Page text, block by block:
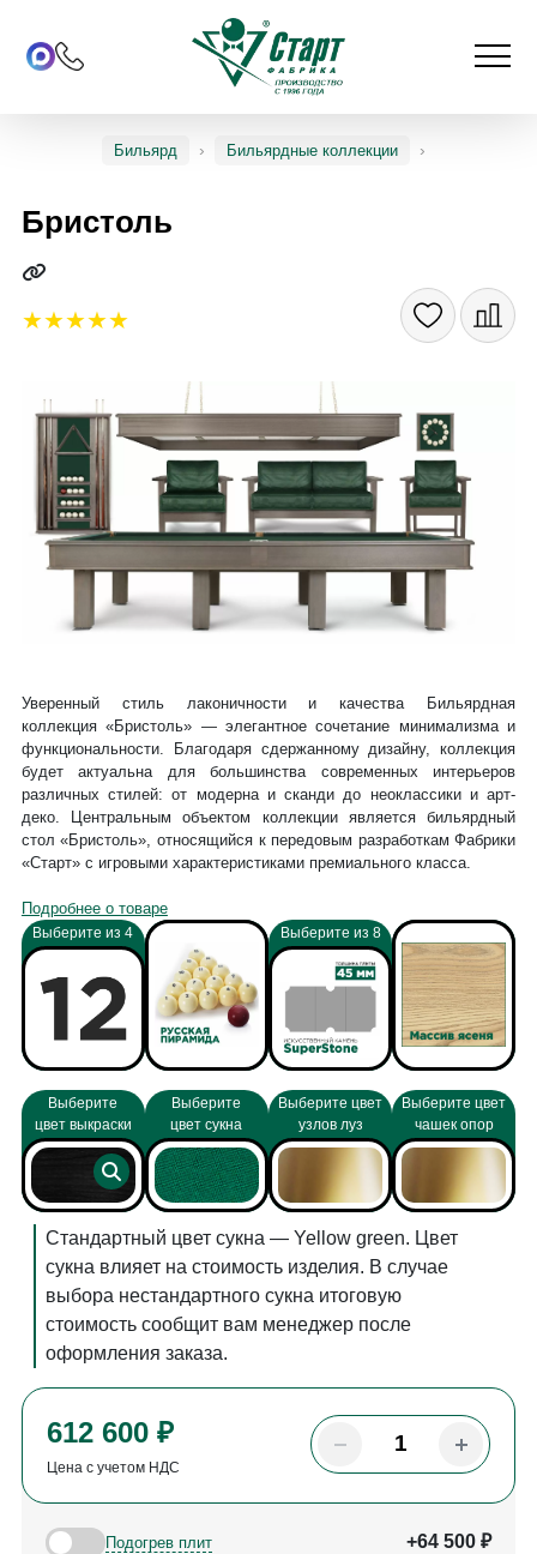
Бильярд Бильярдные коллекции
Бристоль
612 600 ₽
Цена с учетом НДС
Подогрев плит +64 500 ₽
Выберите из 4 Выберите из 8
Выберите
цвет выкраски
Выберите
цвет сукна
Выберите цвет
узлов луз
Выберите цвет
чашек опор
Стандартный цвет сукна — Yellow green. Цвет
сукна влияет на стоимость изделия. В случае
выбора нестандартного сукна итоговую
стоимость сообщит вам менеджер после
оформления заказа.
Уверенный стиль лаконичности и качества Бильярдная
коллекция «Бристоль» — элегантное сочетание минимализма и
функциональности. Благодаря сдержанному дизайну, коллекция
будет актуальна для большинства современных интерьеров
различных стилей: от модерна и сканди до неоклассики и арт-
деко. Центральным объектом коллекции является бильярдный
стол «Бристоль», относящийся к передовым разработкам Фабрики
«Старт» c игровыми характеристиками премиального класса.
Подробнее о товаре